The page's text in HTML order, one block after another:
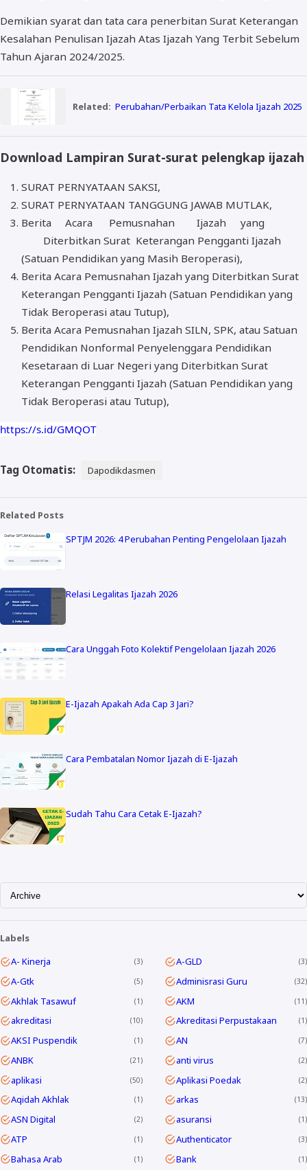
Demikian syarat dan tata cara penerbitan Surat Keterangan
Kesalahan Penulisan Ijazah Atas Ijazah Yang Terbit Sebelum
Tahun Ajaran 2024/2025.
Related: Perubahan/Perbaikan Tata Kelola Ijazah 2025
Download Lampiran Surat-surat pelengkap ijazah
SURAT PERNYATAAN SAKSI,
SURAT PERNYATAAN TANGGUNG JAWAB MUTLAK,
Berita
Acara Pemusnahan Ijazah
yang
Diterbitkan Surat Keterangan Pengganti Ijazah
(Satuan Pendidikan yang Masih Beroperasi),
Berita Acara Pemusnahan Ijazah yang Diterbitkan Surat
Keterangan Pengganti Ijazah (Satuan Pendidikan yang
Tidak Beroperasi atau Tutup),
Berita Acara Pemusnahan Ijazah SILN, SPK, atau Satuan
Pendidikan Nonformal Penyelenggara Pendidikan
Kesetaraan di Luar Negeri yang Diterbitkan Surat
Keterangan Pengganti Ijazah (Satuan Pendidikan yang
Tidak Beroperasi atau Tutup),
https://s.id/GMQOT
Tag Otomatis: Dapodikdasmen
Related Posts
SPTJM 2026: 4 Perubahan Penting Pengelolaan Ijazah
Relasi Legalitas Ijazah 2026
Cara Unggah Foto Kolektif Pengelolaan Ijazah 2026
E-Ijazah Apakah Ada Cap 3 Jari?
Cara Pembatalan Nomor Ijazah di E-Ijazah
Sudah Tahu Cara Cetak E-Ijazah?
Labels
A- Kinerja
3 A-GLD 3
A-Gtk 5 Adminisrasi Guru 32
Akhlak Tasawuf 1 AKM 11
akreditasi 10 Akreditasi Perpustakaan 1
AKSI Puspendik 1 AN 7
ANBK 21 anti virus 2
aplikasi 50 Aplikasi Poedak 2
Aqidah Akhlak 1 arkas 13
ASN Digital 2 asuransi 1
ATP 1 Authenticator 3
Bahasa Arab 1 Bank 1